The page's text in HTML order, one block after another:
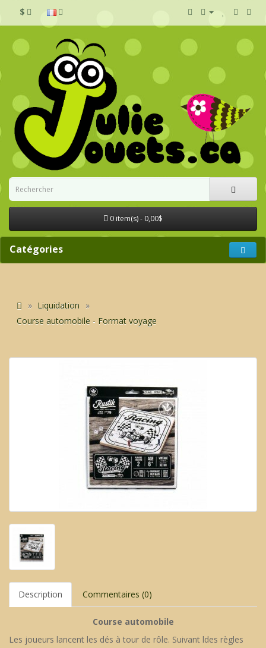
$
0 item(s) - 0,00$
Catégories
Liquidation
Course automobile - Format voyage
Description Commentaires (0)
Course automobile
Les joueurs lancent les dés à tour de rôle. Suivant ldes règles